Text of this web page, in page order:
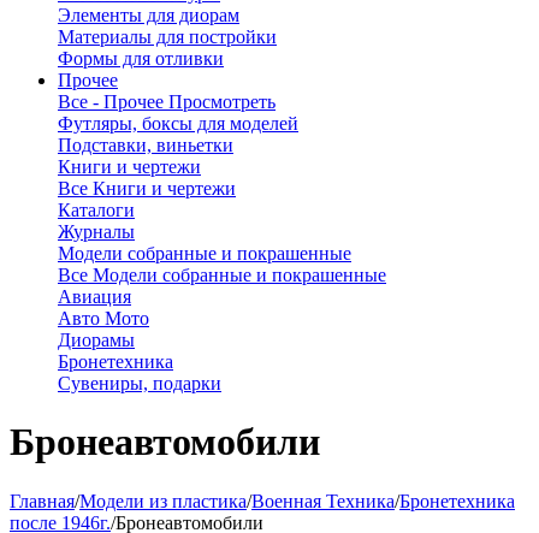
Элементы для диорам
Материалы для постройки
Формы для отливки
Прочее
Все - Прочее Просмотреть
Футляры, боксы для моделей
Подставки, виньетки
Книги и чертежи
Все Книги и чертежи
Каталоги
Журналы
Модели собранные и покрашенные
Все Модели собранные и покрашенные
Авиация
Авто Мото
Диорамы
Бронетехника
Сувениры, подарки
Бронеавтомобили
Главная/Модели из пластика/Военная Техника/Бронетехника
после 1946г./Бронеавтомобили